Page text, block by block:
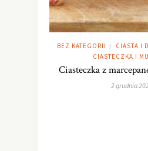
BEZ KATEGORII / CIASTA I
CIASTECZKA I
Ciasteczka z
2 grudnia